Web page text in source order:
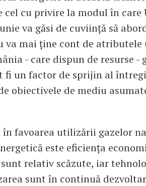
cel cu privire la modul în care
va găsi de cuviință să
va mai ține cont de atributele
- care dispun de resurse -
fi un factor de sprijin al
obiectivele de mediu
favoarea utilizării gazelor
este eficiența
relativ scăzute, iar
sunt în continuă